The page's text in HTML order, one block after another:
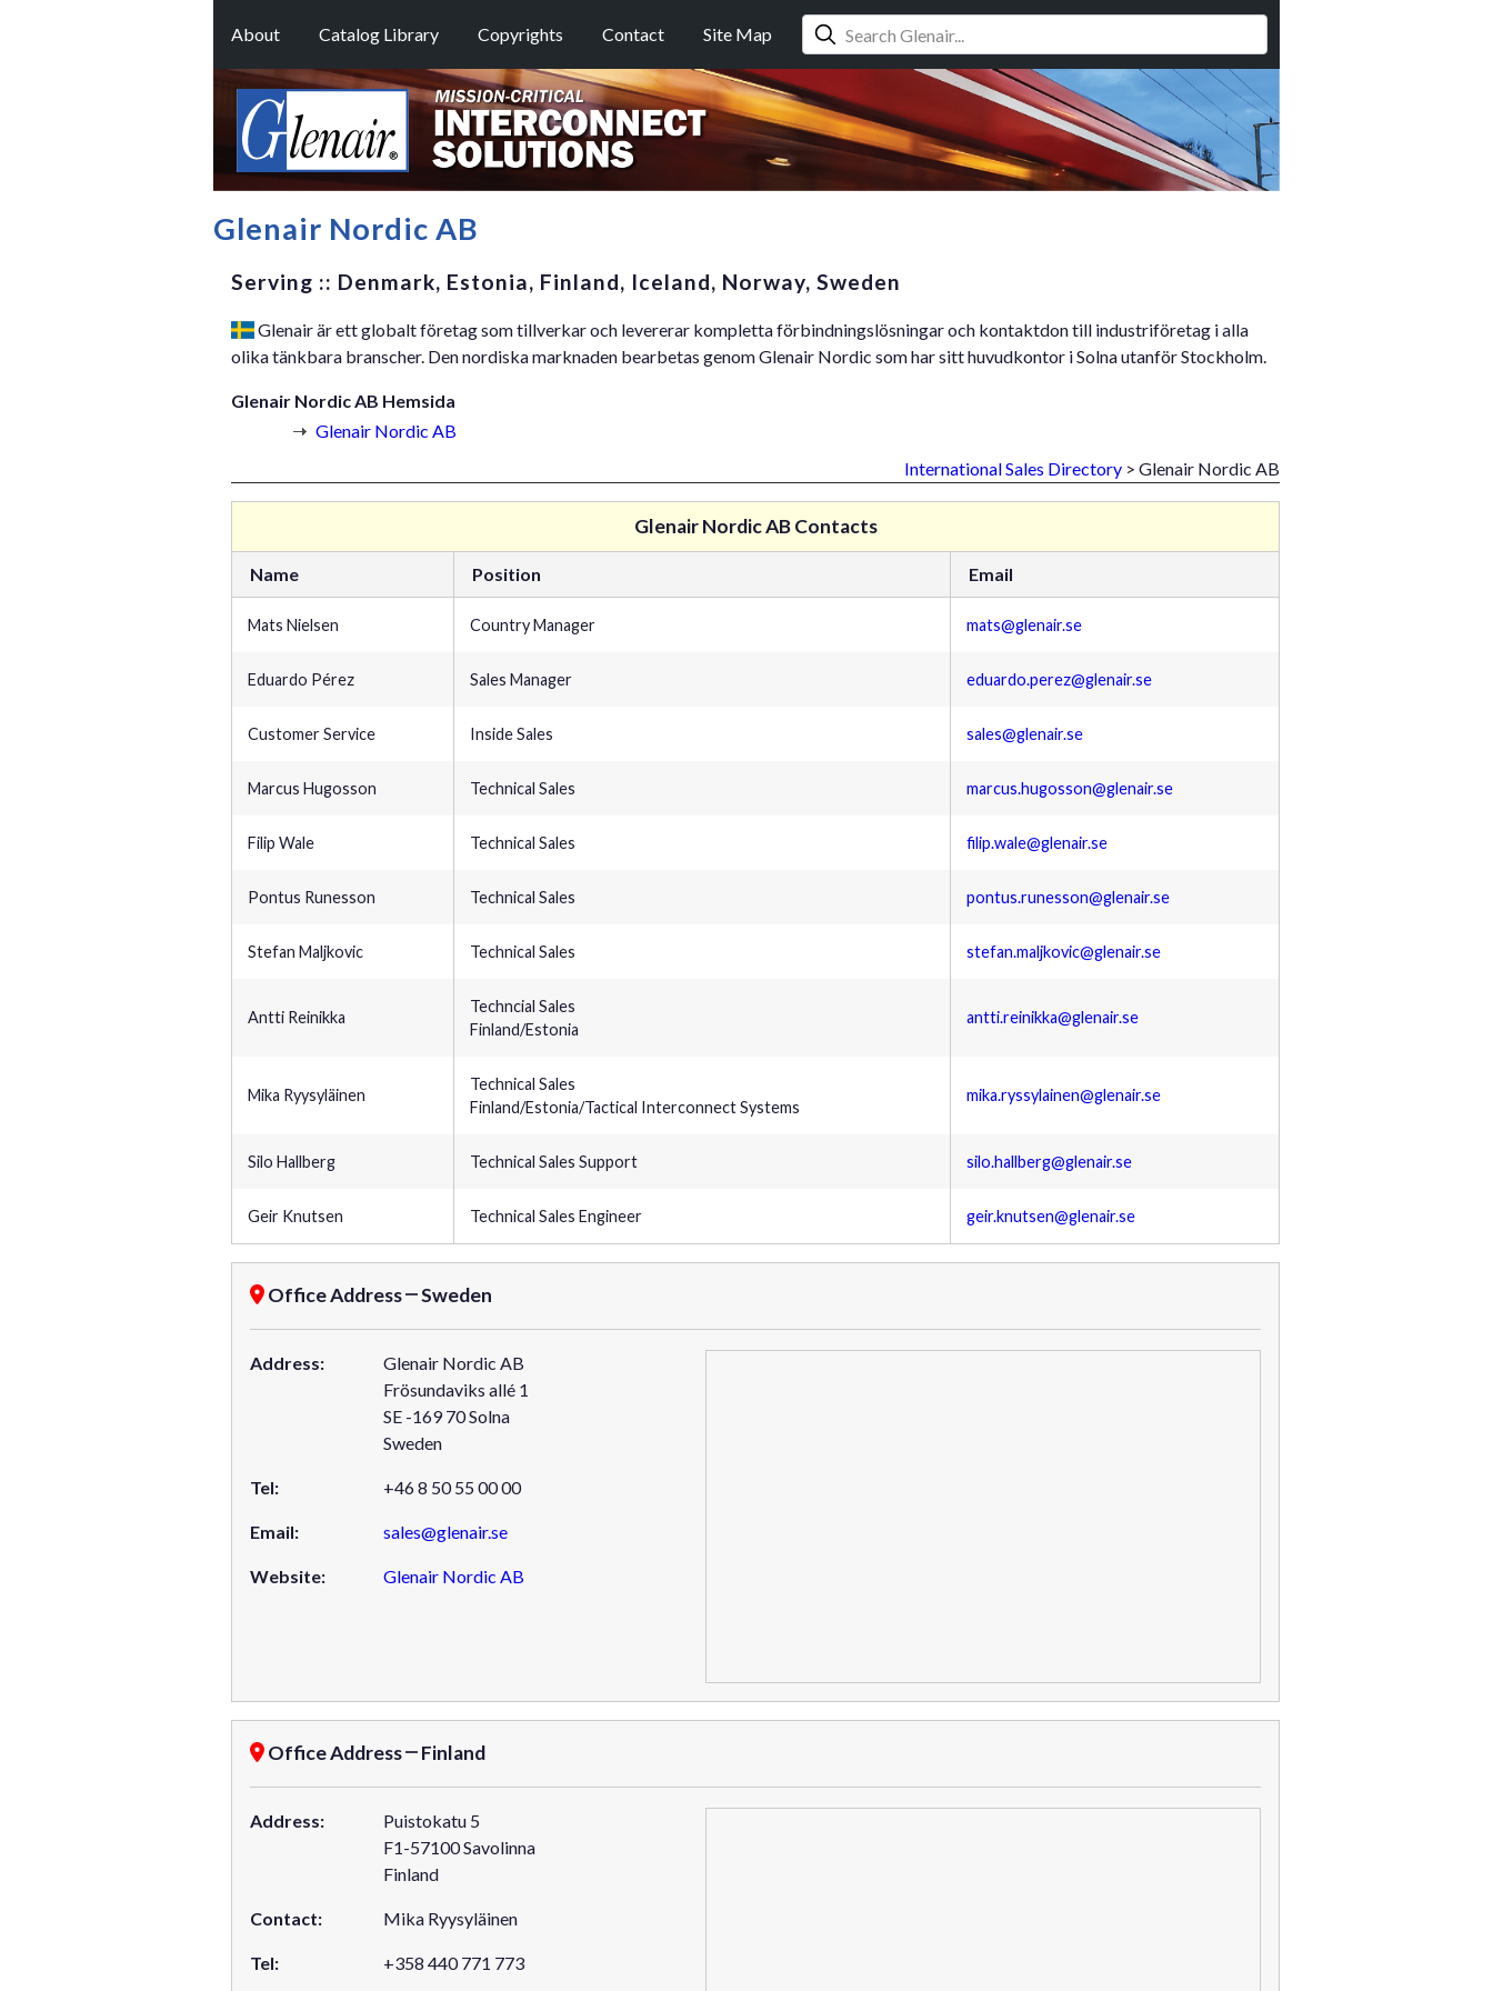
About Catalog Library Copyrights Contact Site Map
Glenair Nordic AB
Serving :: Denmark, Estonia, Finland, Iceland, Norway, Sweden
Glenair är ett globalt företag som tillverkar och levererar kompletta förbindningslösningar och kontaktdon till industriföretag i alla
olika tänkbara branscher. Den nordiska marknaden bearbetas genom Glenair Nordic som har sitt huvudkontor i Solna utanför Stockholm.
Glenair Nordic AB Hemsida
Glenair Nordic AB
International Sales Directory > Glenair Nordic AB
Glenair Nordic AB Contacts
Name Position Email
Mats Nielsen Country Manager mats@glenair.se
Eduardo Pérez Sales Manager eduardo.perez@glenair.se
Customer Service Inside Sales sales@glenair.se
Marcus Hugosson Technical Sales marcus.hugosson@glenair.se
Filip Wale Technical Sales filip.wale@glenair.se
Pontus Runesson Technical Sales pontus.runesson@glenair.se
Stefan Maljkovic Technical Sales stefan.maljkovic@glenair.se
Antti Reinikka
Techncial Sales
Finland/Estonia
antti.reinikka@glenair.se
Mika Ryysyläinen
Technical Sales
Finland/Estonia/Tactical Interconnect Systems
mika.ryssylainen@glenair.se
Silo Hallberg Technical Sales Support silo.hallberg@glenair.se
Geir Knutsen Technical Sales Engineer geir.knutsen@glenair.se
Office Address Sweden
Address:
Glenair Nordic AB
Frösundaviks allé 1
SE -169 70 Solna
Sweden
Tel: +46 8 50 55 00 00
Email: sales@glenair.se
Website: Glenair Nordic AB
Office Address Finland
Address:
Puistokatu 5
F1-57100 Savolinna
Finland
Contact: Mika Ryysyläinen
Tel: +358 440 771 773